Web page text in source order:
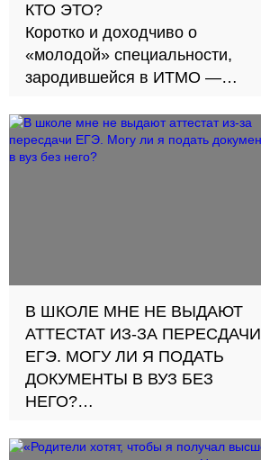
КТО ЭТО?
Коротко и доходчиво о
«молодой» специальности,
зародившейся в ИТМО —
Удмуртская Республика
В ШКОЛЕ МНЕ НЕ ВЫДАЮТ
АТТЕСТАТ ИЗ-ЗА ПЕРЕСДАЧИ
ЕГЭ. МОГУ ЛИ Я ПОДАТЬ
ДОКУМЕНТЫ В ВУЗ БЕЗ
НЕГО?
комиссии НИУ ВШЭ